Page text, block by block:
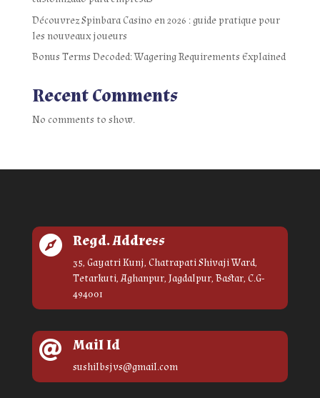
Découvrez Spinbara Casino en 2026 : guide pratique pour
les nouveaux joueurs
Bonus Terms Decoded: Wagering Requirements Explained
Recent Comments
No comments to show.
 Regd. Address
35, Gayatri Kunj, Chatrapati Shivaji Ward,
Tetarkuti, Aghanpur, Jagdalpur, Bastar, C.G-
494001
 Mail Id
sushilbsjvs@gmail.com